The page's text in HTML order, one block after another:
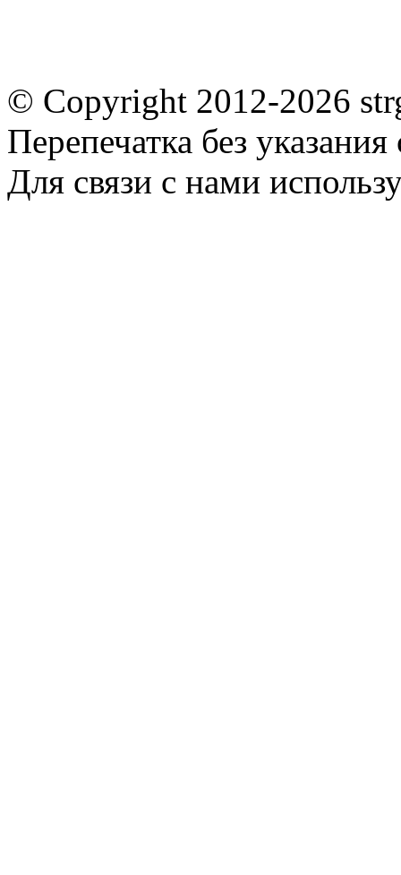
© Copyright 2012-2026
Перепечатка без
Для связи с нами